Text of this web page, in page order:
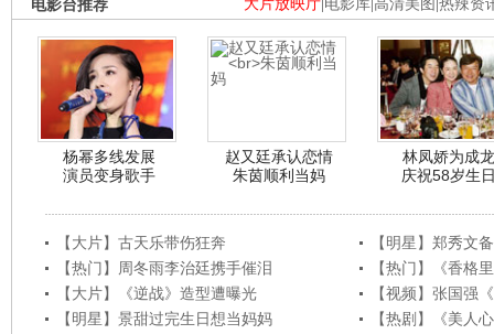
大片放映厅 电影库 高清美图 热辣资
电影台推荐
杨幂多线发展
演员变身歌手
赵又廷承认恋情
朱茵顺利当妈
林凤娇为成龙
庆祝58岁生
【大片】古天乐带伤狂奔
【明星】郑秀文
【热门】周冬雨李治廷携手催泪
【热门】《香格
【大片】《逆战》造型遭曝光
【视频】张国强
【明星】景甜过完生日想当妈妈
【热剧】《美人